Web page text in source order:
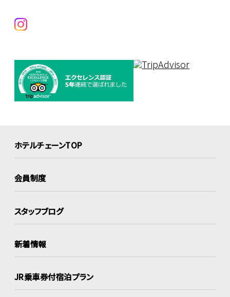
ホテルチェーンTOP
会員制度
スタッフブログ
新着情報
JR乗車券付宿泊プラン